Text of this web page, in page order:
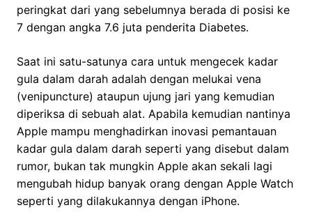
peringkat dari yang sebelumnya berada di posisi ke
7 dengan angka 7.6 juta penderita Diabetes.
Saat ini satu-satunya cara untuk mengecek kadar
gula dalam darah adalah dengan melukai vena
(venipuncture) ataupun ujung jari yang kemudian
diperiksa di sebuah alat. Apabila kemudian nantinya
Apple mampu menghadirkan inovasi pemantauan
kadar gula dalam darah seperti yang disebut dalam
rumor, bukan tak mungkin Apple akan sekali lagi
mengubah hidup banyak orang dengan Apple Watch
seperti yang dilakukannya dengan iPhone.